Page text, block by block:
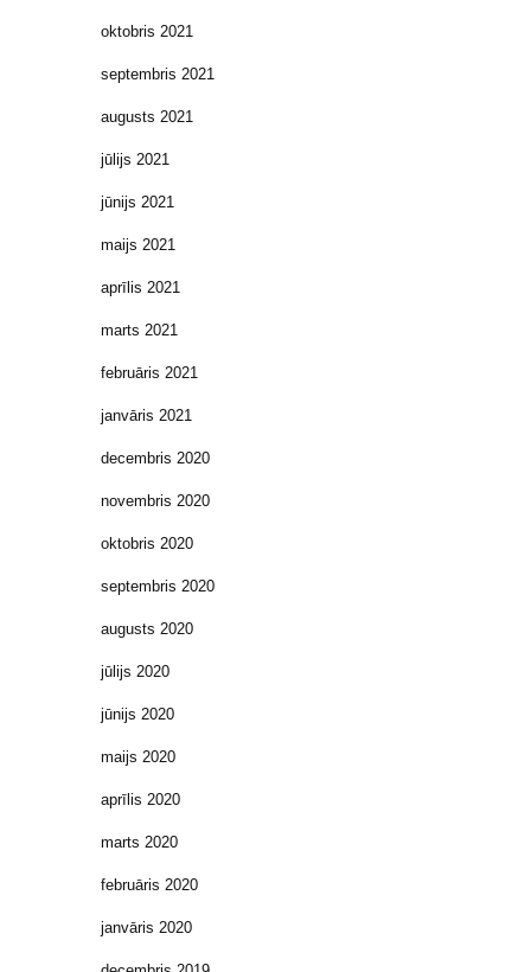
oktobris 2021
septembris 2021
augusts 2021
jūlijs 2021
jūnijs 2021
maijs 2021
aprīlis 2021
marts 2021
februāris 2021
janvāris 2021
decembris 2020
novembris 2020
oktobris 2020
septembris 2020
augusts 2020
jūlijs 2020
jūnijs 2020
maijs 2020
aprīlis 2020
marts 2020
februāris 2020
janvāris 2020